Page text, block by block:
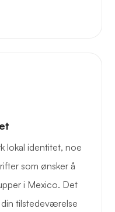
lokal identitet, noe
som ønsker å
i Mexico. Det
tilstedeværelse